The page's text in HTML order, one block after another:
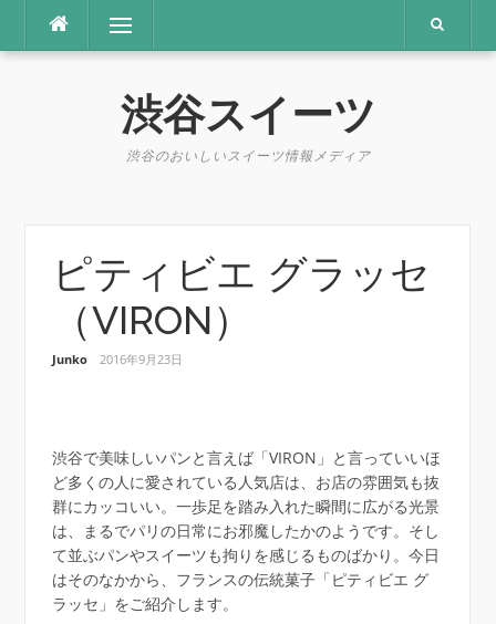
テ
メニュー
渋谷スイーツ
渋谷のおいしいスイーツ情報メディア
ピティビエ グラッセ
（VIRON）
Junko 2016年9月23日
渋谷で美味しいパンと言えば「VIRON」と言っていいほ
ど多くの人に愛されている人気店は、お店の雰囲気も抜
群にカッコいい。一歩足を踏み入れた瞬間に広がる光景
は、まるでパリの日常にお邪魔したかのようです。そし
て並ぶパンやスイーツも拘りを感じるものばかり。今日
はそのなかから、フランスの伝統菓子「ピティビエ グ
ラッセ」をご紹介します。